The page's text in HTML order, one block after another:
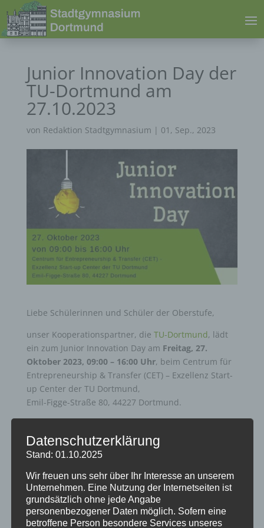
Junior Innovation Day der
TU-Dortmund am
27.10.2023
von Redaktion Stadtgymnasium | 01, Sep., 2023
Liebe Schülerinnen und Schüler der Oberstufe,
unser Kooperationspartner, die TU-Dortmund, lädt
ein zum Junior Innovation Day am Freitag, 27.
Oktober 2023, 09:00 – 16:00 Uhr, beim Centrum für
Entrepreneurship & Transfer (CET) – Exzellenz Start-
up Center der TU Dortmund,
Emil-Figge-Straße 80, 44227 Dortmund.
gerne bis zum 15.09.2023 an leo.wiwi@tu-
dortmund.de
Zum Flyer der TU-Dortmund
Datenschutzerklärung
Stand: 01.10.2025
Wir freuen uns sehr über Ihr Interesse an unserem
Unternehmen. Eine Nutzung der Internetseiten ist
grundsätzlich ohne jede Angabe
personenbezogener Daten möglich. Sofern eine
betroffene Person besondere Services unseres